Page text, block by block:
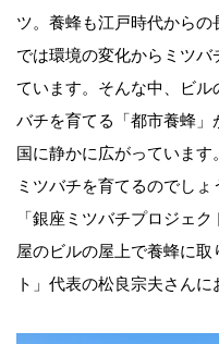
ツ。養蜂も江戸時代から
では環境の変化からミツ
ています。そんな中、ビ
バチを育てる「都市養蜂」
国に静かに広がっていま
ミツバチを育てるのでしょ
「銀座ミツバチプロジェ
屋のビルの屋上で養蜂に
ト」代表の松良宗夫さんに